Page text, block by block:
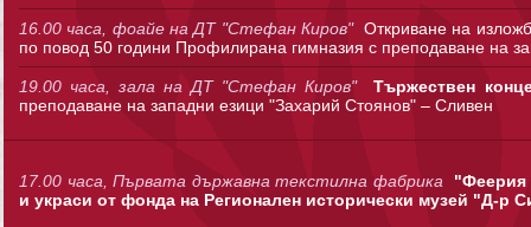
16.00 часа, фоайе на ДТ "Стефан Киров"Откриване на
по повод 50 години Профилирана гимназия с преподаване на
19.00 часа, зала на ДТ "Стефан Киров"
Тържествен
преподаване на западни езици "Захарий Стоянов" – Сливен
17.00 часа, Първата държавна текстилна фабрика
"Феерия
и украси от фонда на Регионален исторически музей "Д-р